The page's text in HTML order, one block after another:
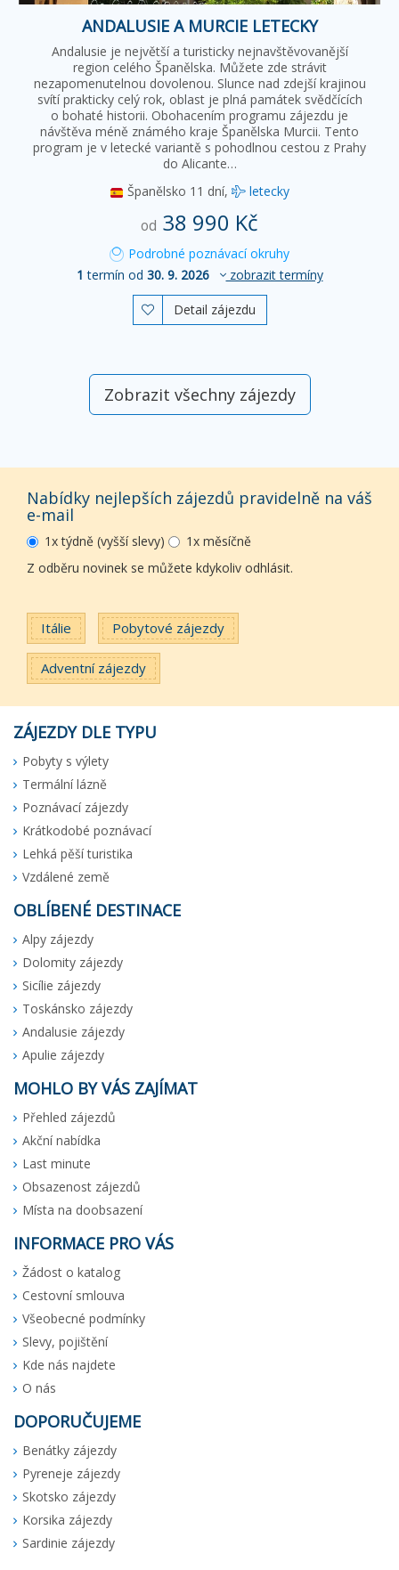
ANDALUSIE A MURCIE LETECKY
Andalusie je největší a turisticky nejnavštěvovanější
region celého Španělska. Můžete zde strávit
nezapomenutelnou dovolenou. Slunce nad zdejší krajinou
svítí prakticky celý rok, oblast je plná památek svědčících
o bohaté historii. Obohacením programu zájezdu je
návštěva méně známého kraje Španělska Murcii. Tento
program je v letecké variantě s pohodlnou cestou z Prahy
do Alicante…
Španělsko 11 dní, letecky
od 38 990 Kč
Podrobné poznávací okruhy
1 termín od 30. 9. 2026 zobrazit termíny
 Detail zájezdu
Zobrazit všechny zájezdy
Nabídky nejlepších zájezdů pravidelně na váš
e-mail
1x týdně (vyšší slevy)
1x měsíčně
Z odběru novinek se můžete kdykoliv odhlásit.
Itálie Pobytové zájezdy
Adventní zájezdy
ZÁJEZDY DLE TYPU
Pobyty s výlety
Termální lázně
Poznávací zájezdy
Krátkodobé poznávací
Lehká pěší turistika
Vzdálené země
OBLÍBENÉ DESTINACE
Alpy zájezdy
Dolomity zájezdy
Sicílie zájezdy
Toskánsko zájezdy
Andalusie zájezdy
Apulie zájezdy
MOHLO BY VÁS ZAJÍMAT
Přehled zájezdů
Akční nabídka
Last minute
Obsazenost zájezdů
Místa na doobsazení
INFORMACE PRO VÁS
Žádost o katalog
Cestovní smlouva
Všeobecné podmínky
Slevy, pojištění
Kde nás najdete
O nás
DOPORUČUJEME
Benátky zájezdy
Pyreneje zájezdy
Skotsko zájezdy
Korsika zájezdy
Sardinie zájezdy